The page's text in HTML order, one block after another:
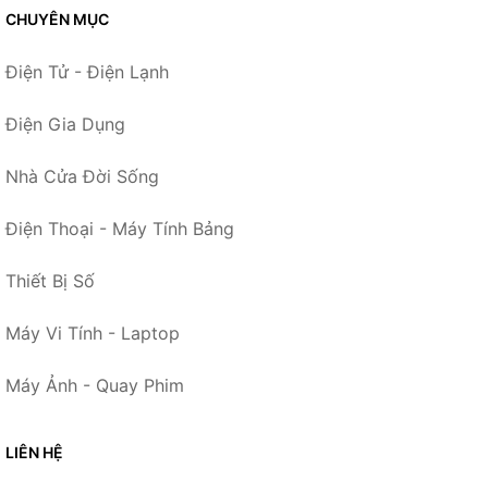
CHUYÊN MỤC
Điện Tử - Điện Lạnh
Điện Gia Dụng
Nhà Cửa Đời Sống
Điện Thoại - Máy Tính Bảng
Thiết Bị Số
Máy Vi Tính - Laptop
Máy Ảnh - Quay Phim
LIÊN HỆ